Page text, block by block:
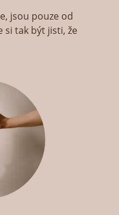
jsou pouze od
si tak být jisti, že